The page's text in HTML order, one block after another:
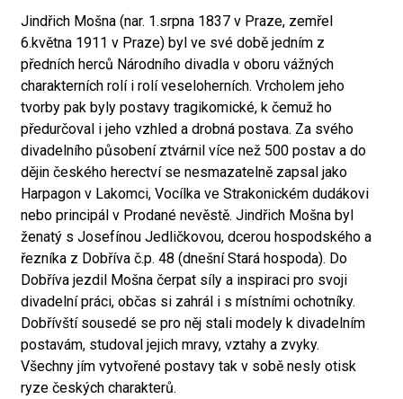
Jindřich Mošna (nar. 1.srpna 1837 v Praze, zemřel
6.května 1911 v Praze) byl ve své době jedním z
předních herců Národního divadla v oboru vážných
charakterních rolí i rolí veseloherních. Vrcholem jeho
tvorby pak byly postavy tragikomické, k čemuž ho
předurčoval i jeho vzhled a drobná postava. Za svého
divadelního působení ztvárnil více než 500 postav a do
dějin českého herectví se nesmazatelně zapsal jako
Harpagon v Lakomci, Vocílka ve Strakonickém dudákovi
nebo principál v Prodané nevěstě. Jindřich Mošna byl
ženatý s Josefínou Jedličkovou, dcerou hospodského a
řezníka z Dobříva č.p. 48 (dnešní Stará hospoda). Do
Dobříva jezdil Mošna čerpat síly a inspiraci pro svoji
divadelní práci, občas si zahrál i s místními ochotníky.
Dobřívští sousedé se pro něj stali modely k divadelním
postavám, studoval jejich mravy, vztahy a zvyky.
Všechny jím vytvořené postavy tak v sobě nesly otisk
ryze českých charakterů.